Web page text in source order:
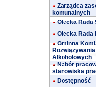
Zarządca
komunalnych
Olecka Rada
Olecka Rada
Gminna
Alkoholowych
Nabór
stanowiska
Dostępność